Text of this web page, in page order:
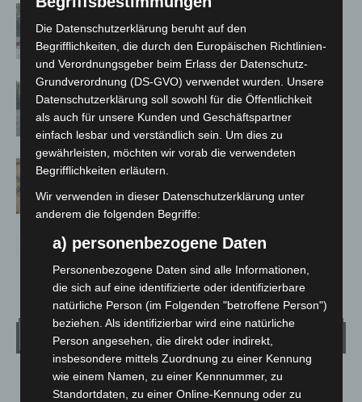
Gasleitung bei McDonald’s-Umbau in
Langenhagen beschädigt
Hannover: Polizei stoppt 166
Trunkenheitsfahrten bei
Großkontrolle
Hannover Klassik Open Air 2026:
Wetter
LANGENHAGEN
Die Datenschutzerklärung beruht auf den
Begrifflichkeiten, die durch den Europäischen Richtlinien-
und Verordnungsgeber beim Erlass der Datenschutz-
Grundverordnung (DS-GVO) verwendet wurden. Unsere
Datenschutzerklärung soll sowohl für die Öffentlichkeit
als auch für unsere Kunden und Geschäftspartner
einfach lesbar und verständlich sein. Um dies zu
gewährleisten, möchten wir vorab die verwendeten
Begrifflichkeiten erläutern.
Wir verwenden in dieser Datenschutzerklärung unter
anderem die folgenden Begriffe:
a) personenbezogene Daten
Personenbezogene Daten sind alle Informationen,
die sich auf eine identifizierte oder identifizierbare
natürliche Person (im Folgenden "betroffene Person")
beziehen. Als identifizierbar wird eine natürliche
Person angesehen, die direkt oder indirekt,
insbesondere mittels Zuordnung zu einer Kennung
wie einem Namen, zu einer Kennnummer, zu
Standortdaten, zu einer Online-Kennung oder zu